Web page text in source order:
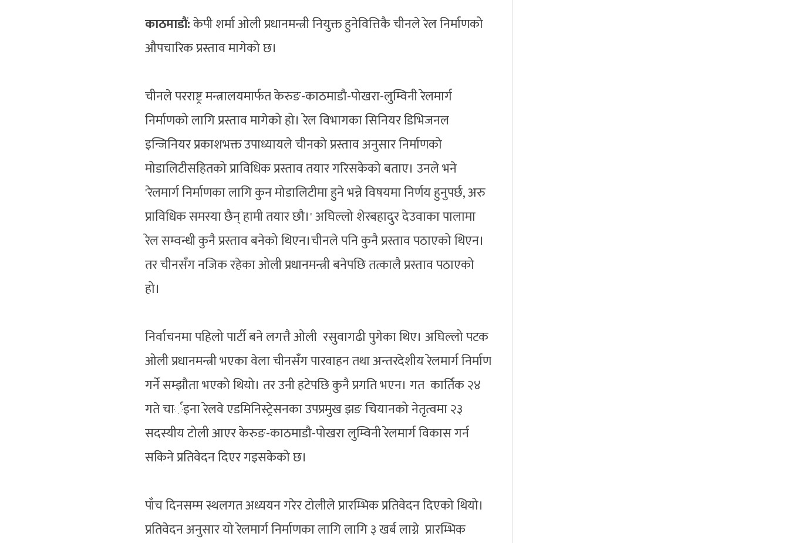
काठमाडौं:केपी शर्मा ओली प्रधानमन्त्री नियुक्त हुनेवित्तिकै चीनले रेल निर्माणको
औपचारिक प्रस्ताव मागेको छ।
चीनले परराष्ट्र मन्त्रालयमार्फत केरुङ-काठमाडौ-पोखरा-लुम्विनी रेलमार्ग
निर्माणको लागि प्रस्ताव मागेको हो। रेल विभागका सिनियर डिभिजनल
इन्जिनियर प्रकाशभक्त उपाध्यायले चीनको प्रस्ताव अनुसार निर्माणको
मोडालिटीसहितको प्राविधिक प्रस्ताव तयार गरिसकेको बताए। उनले भने
'रेलमार्ग निर्माणका लागि कुन मोडालिटीमा हुने भन्ने विषयमा निर्णय हुनुपर्छ, अरु
प्राविधिक समस्या छैन् हामी तयार छौ।' अघिल्लो शेरबहादुर देउवाका पालामा
रेल सम्वन्धी कुनै प्रस्ताव बनेको थिएन।चीनले पनि कुनै प्रस्ताव पठाएको थिएन।
तर चीनसँग नजिक रहेका ओली प्रधानमन्त्री बनेपछि तत्कालै प्रस्ताव पठाएको
हो।
निर्वाचनमा पहिलो पार्टी बने लगत्तै ओली रसुवागढी पुगेका थिए। अघिल्लो पटक
ओली प्रधानमन्त्री भएका वेला चीनसँग पारवाहन तथा अन्तरदेशीय रेलमार्ग निर्माण
गर्ने सम्झौता भएको थियो। तर उनी हटेपछि कुनै प्रगति भएन। गत कार्तिक २४
गते चार्इना रेलवे एडमिनिस्ट्रेसनका उपप्रमुख झङ चियानको नेतृत्वमा २३
सदस्यीय टोली आएर केरुङ-काठमाडौ-पोखरा लुम्विनी रेलमार्ग विकास गर्न
सकिने प्रतिवेदन दिएर गइसकेको छ।
पाँच दिनसम्म स्थलगत अध्ययन गरेर टोलीले प्रारम्भिक प्रतिवेदन दिएको थियो।
प्रतिवेदन अनुसार यो रेलमार्ग निर्माणका लागि लागि ३ खर्ब लाग्ने प्रारम्भिक